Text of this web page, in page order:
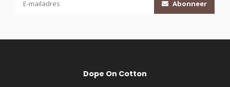
Abonneer
Dope On Cotton